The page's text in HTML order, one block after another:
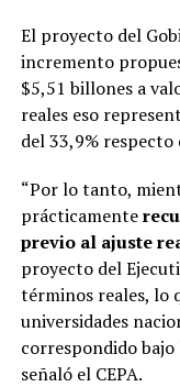
El proyecto del
incremento
$5,51 billones a
reales eso
del 33,9% respecto
“Por lo tanto,
prácticamente
previo al ajuste
proyecto del
términos reales, lo
universidades
correspondido bajo
señaló el CEPA.